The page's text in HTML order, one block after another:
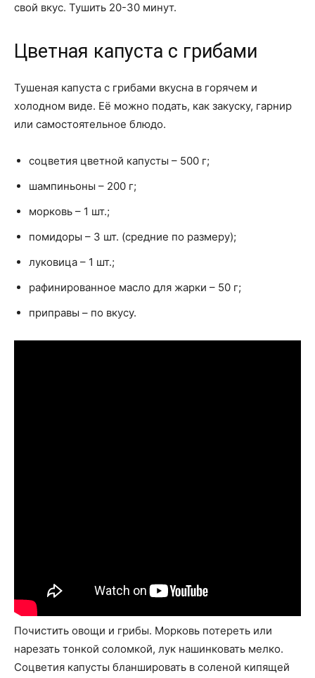
свой вкус. Тушить 20-30 минут.
Цветная капуста с грибами
Тушеная капуста с грибами вкусна в горячем и
холодном виде. Её можно подать, как закуску, гарнир
или самостоятельное блюдо.
соцветия цветной капусты – 500 г;
шампиньоны – 200 г;
морковь – 1 шт.;
помидоры – 3 шт. (средние по размеру);
луковица – 1 шт.;
рафинированное масло для жарки – 50 г;
приправы – по вкусу.
Почистить овощи и грибы. Морковь потереть или
нарезать тонкой соломкой, лук нашинковать мелко.
Соцветия капусты бланшировать в соленой кипящей